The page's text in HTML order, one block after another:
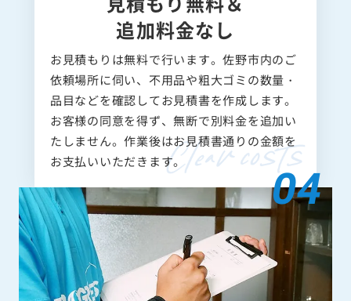
追加料金なし
お見積もりは無料で行います。佐野市内のご
依頼場所に伺い、不用品や粗大ゴミの数量・
品目などを確認してお見積書を作成します。
お客様の同意を得ず、無断で別料金を追加い
たしません。作業後はお見積書通りの金額を
お支払いいただきます。